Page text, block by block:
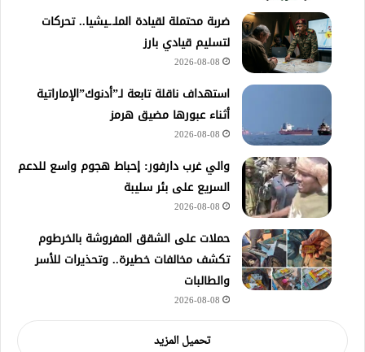
ضربة محتملة لقيادة الملـ.ـيشيا.. تحركات
لتسليم قيادي بارز
2026-08-08
استهداف ناقلة تابعة لـ”أدنوك”الإماراتية
أثناء عبورها مضيق هرمز
2026-08-08
والي غرب دارفور: إحباط هجوم واسع للدعم
السريع على بئر سليبة
2026-08-08
حملات على الشقق المفروشة بالخرطوم
تكشف مخالفات خطيرة.. وتحذيرات للأسر
والطالبات
2026-08-08
تحميل المزيد